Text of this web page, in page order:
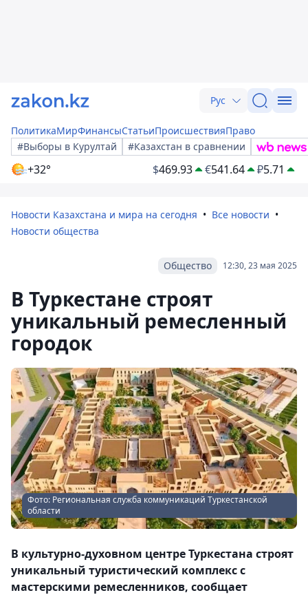
Рус
ПолитикаМирФинансыСтатьиПроисшествияПраво
#Выборы в Курултай
#Казахстан в сравнении
+32° $469.93 €541.64 ₽5.71
Новости Казахстана и мира на сегодня
Все новости
Новости общества
12:30, 23 мая 2025
Общество
В Туркестане строят
уникальный ремесленный
городок
Фото: Региональная служба коммуникаций Туркестанской
области
В культурно-духовном центре Туркестана строят
уникальный туристический комплекс с
мастерскими ремесленников, сообщает